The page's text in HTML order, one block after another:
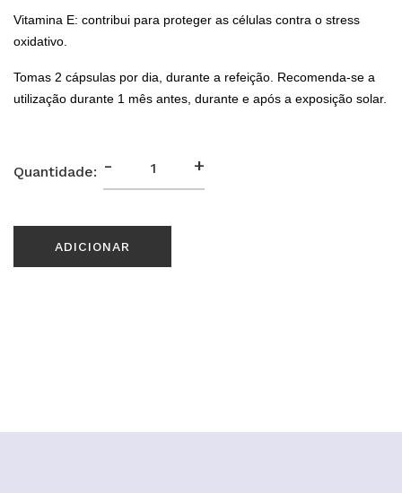
Vitamina E: contribui para proteger as células contra o stress
oxidativo.
Tomas 2 cápsulas por dia, durante a refeição. Recomenda-se a
utilização durante 1 mês antes, durante e após a exposição solar.
Quantidade: - +
ADICIONAR